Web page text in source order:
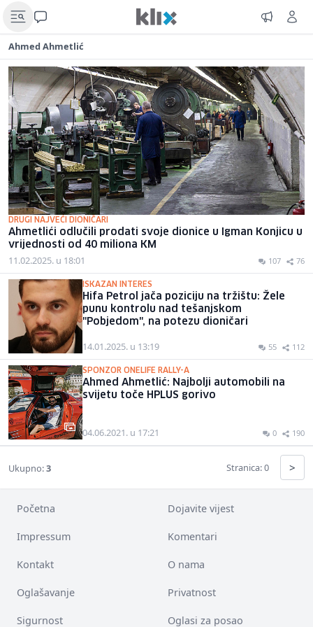
Ahmed Ahmetlić
DRUGI NAJVEĆI DIONIČARI
Ahmetlići odlučili prodati svoje dionice u Igman Konjicu u
vrijednosti od 40 miliona KM
11.02.2025. u 18:01 107 76
ISKAZAN INTERES
Hifa Petrol jača poziciju na tržištu: Žele
punu kontrolu nad tešanjskom
"Pobjedom", na potezu dioničari
14.01.2025. u 13:19 55 112
SPONZOR ONELIFE RALLY-A
Ahmed Ahmetlić: Najbolji automobili na
svijetu toče HPLUS gorivo
04.06.2021. u 17:21 0 190
Ukupno:3 Stranica: 0 >
Početna Dojavite vijest
Impressum Komentari
Kontakt O nama
Oglašavanje Privatnost
Sigurnost Oglasi za posao